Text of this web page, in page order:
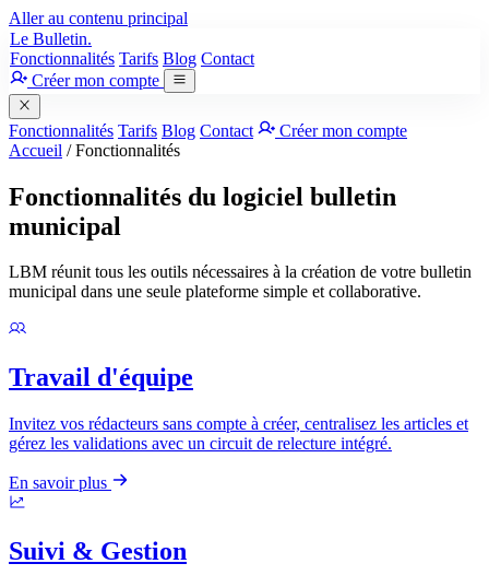
Aller au contenu principal
Le Bulletin.
Fonctionnalités Tarifs Blog Contact
Créer mon compte
Fonctionnalités Tarifs Blog Contact
Créer mon compte
Accueil / Fonctionnalités
Fonctionnalités du logiciel bulletin
municipal
LBM réunit tous les outils nécessaires à la création de votre bulletin
municipal dans une seule plateforme simple et collaborative.
Travail d'équipe
Invitez vos rédacteurs sans compte à créer, centralisez les articles et
gérez les validations avec un circuit de relecture intégré.
En savoir plus
Suivi & Gestion